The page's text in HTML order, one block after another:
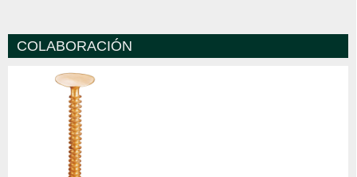
COLABORACIÓN